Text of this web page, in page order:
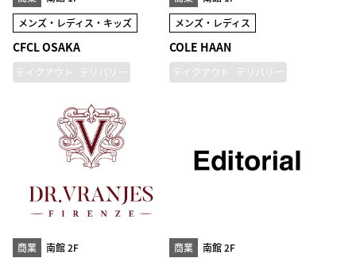
メンズ・レディス・キッズ
CFCL OSAKA
テイクアウト デリバリー
メンズ・レディス
COLE HAAN
テイクアウト デリバリー
商業
南館 2F
商業
南館 2F